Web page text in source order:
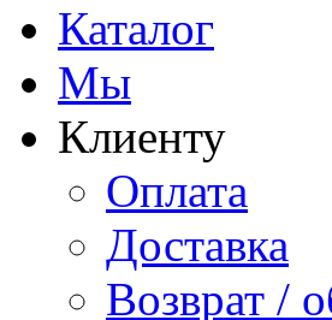
Каталог
Мы
Клиенту
Оплата
Доставка
Возврат /